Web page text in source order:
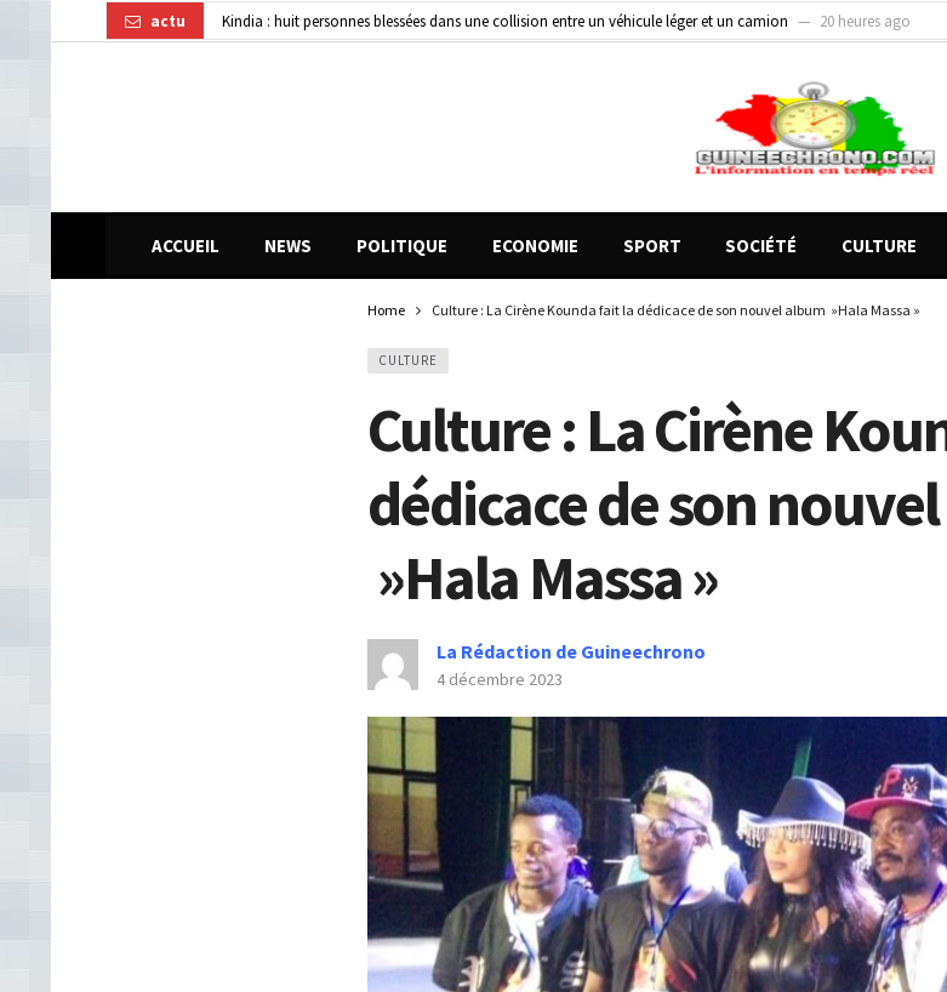
actu
Affaire disparition d’argent à AFG Bank : les regards tournés vers la justice (par Mohamed lamine KOUROUMA)
ACCUEIL NEWS POLITIQUE ECONOMIE SPORT SOCIÉTÉ CULTURE
Home Culture : La Cirène Kounda fait la dédicace de son nouvel album »Hala Massa »
CULTURE
Culture : La Cirène
dédicace de son
»Hala Massa »
La Rédaction de Guineechrono
4 décembre 2023